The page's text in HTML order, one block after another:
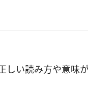
い読み方や意味